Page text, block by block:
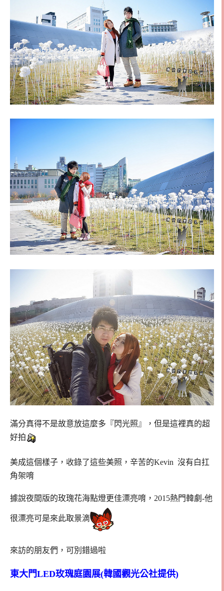
滿分真得不是故意放這麼多『閃光照』，但是這裡真的超
好拍
美成這個樣子，收錄了這些美照，辛苦的Kevin 沒有白扛
角架唷
據說夜間版的玫瑰花海點燈更佳漂亮唷，2015熱門韓劇-他
很漂亮可是來此取景滴
來訪的朋友們，可別錯過啦
東大門LED玫瑰庭園展(韓國觀光公社提供)